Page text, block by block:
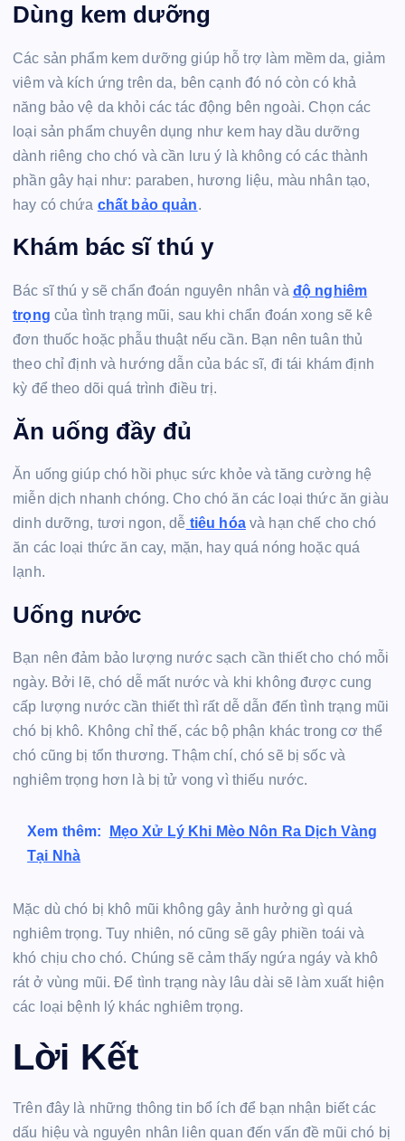
Dùng kem dưỡng
Các sản phẩm kem dưỡng giúp hỗ trợ làm mềm da, giảm
viêm và kích ứng trên da, bên cạnh đó nó còn có khả
năng bảo vệ da khỏi các tác động bên ngoài. Chọn các
loại sản phẩm chuyên dụng như kem hay dầu dưỡng
dành riêng cho chó và cần lưu ý là không có các thành
phần gây hại như: paraben, hương liệu, màu nhân tạo,
hay có chứa chất bảo quản.
Khám bác sĩ thú y
Bác sĩ thú y sẽ chẩn đoán nguyên nhân và độ nghiêm
trọng của tình trạng mũi, sau khi chẩn đoán xong sẽ kê
đơn thuốc hoặc phẫu thuật nếu cần. Bạn nên tuân thủ
theo chỉ định và hướng dẫn của bác sĩ, đi tái khám định
kỳ để theo dõi quá trình điều trị.
Ăn uống đầy đủ
Ăn uống giúp chó hồi phục sức khỏe và tăng cường hệ
miễn dịch nhanh chóng. Cho chó ăn các loại thức ăn giàu
dinh dưỡng, tươi ngon, dễ tiêu hóavà hạn chế cho chó
ăn các loại thức ăn cay, mặn, hay quá nóng hoặc quá
lạnh.
Uống nước
Bạn nên đảm bảo lượng nước sạch cần thiết cho chó mỗi
ngày. Bởi lẽ, chó dễ mất nước và khi không được cung
cấp lượng nước cần thiết thì rất dễ dẫn đến tình trạng mũi
chó bị khô. Không chỉ thế, các bộ phận khác trong cơ thể
chó cũng bị tổn thương. Thậm chí, chó sẽ bị sốc và
nghiêm trọng hơn là bị tử vong vì thiếu nước.
Xem thêm:
Mẹo Xử Lý Khi Mèo Nôn Ra Dịch Vàng
Tại Nhà
Mặc dù chó bị khô mũi không gây ảnh hưởng gì quá
nghiêm trọng. Tuy nhiên, nó cũng sẽ gây phiền toái và
khó chịu cho chó. Chúng sẽ cảm thấy ngứa ngáy và khô
rát ở vùng mũi. Để tình trạng này lâu dài sẽ làm xuất hiện
các loại bệnh lý khác nghiêm trọng.
Lời Kết
Trên đây là những thông tin bổ ích để bạn nhận biết các
dấu hiệu và nguyên nhân liên quan đến vấn đề mũi chó bị